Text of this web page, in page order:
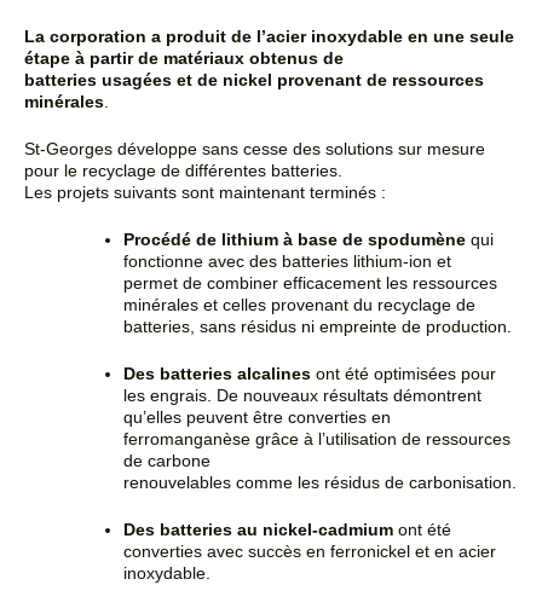
La corporation a produit de l’acier inoxydable en une seule
étape à partir de matériaux obtenus de
batteries usagées et de nickel provenant de ressources
minérales
St-Georges développe sans cesse des solutions sur mesure
pour le recyclage de différentes batteries.
Les projets suivants sont maintenant terminés :
Procédé de lithium à base de spodumène qui
fonctionne avec des batteries lithium-ion et
permet de combiner efficacement les ressources
minérales et celles provenant du recyclage de
batteries, sans résidus ni empreinte de production
Des batteries alcalines ont été optimisées pour
les engrais. De nouveaux résultats démontrent
qu’elles peuvent être converties en
ferromanganèse grâce à l’utilisation de ressources
de carbone
renouvelables comme les résidus de carbonisation.
Des batteries au nickel-cadmium ont été
converties avec succès en ferronickel et en acier
inoxydable